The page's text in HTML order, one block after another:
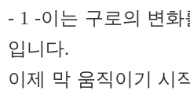
- 1 -이는 구로의 변
입니다.
이제 막 움직이기 시